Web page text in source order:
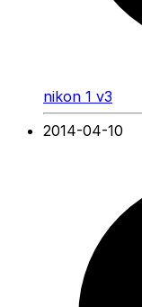
nikon 1 v3
2014-04-10